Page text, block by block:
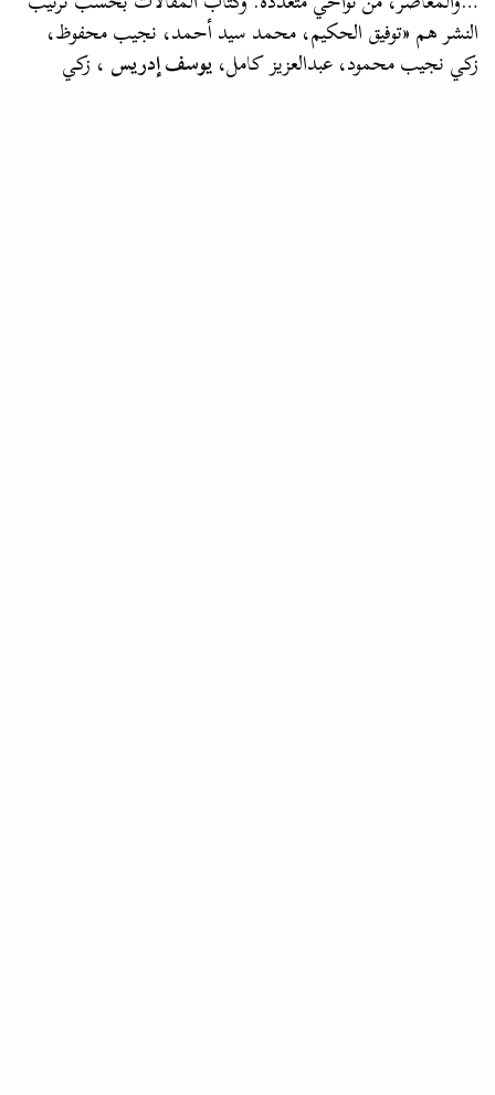
النشر هم «توفيق الحكيم، محمد سيد أحمد، نجيب محفوظ،
زكي نجيب محمود، عبدالعزيز كامل،يوسف إدريس ، زكي
نجيب محمود ، صلاح…